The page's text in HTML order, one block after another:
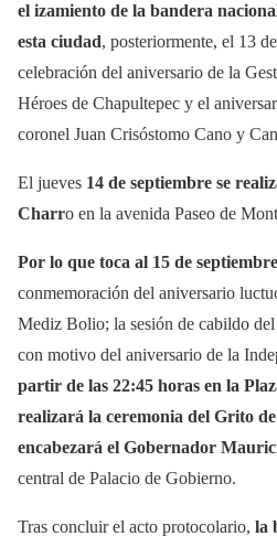
el izamiento de la bandera
esta ciudad, posteriormente, el 13
celebración del aniversario de la
Héroes de Chapultepec y el
coronel Juan Crisóstomo Cano y
El jueves 14 de septiembre se
Charro en la avenida Paseo de
Por lo que toca al 15 de septiembre
conmemoración del aniversario
Mediz Bolio; la sesión de cabildo
con motivo del aniversario de la
partir de las 22:45 horas en la
realizará la ceremonia del Grito
encabezará el Gobernador
central de Palacio de Gobierno.
Tras concluir el acto protocolario, la